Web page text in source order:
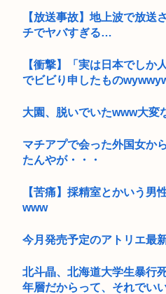
【放送事故】地上波で放送
チでヤバすぎる…
【衝撃】「実は日本でしか
でビビり申したもの
大園、脱いでいたwww大変
マチアプで会った外国女か
たんやが・・・
【苦痛】採精室とかいう男
www
今月発売予定のアトリエ最
北斗晶、北海道大学生暴行
年層だからって、それでい